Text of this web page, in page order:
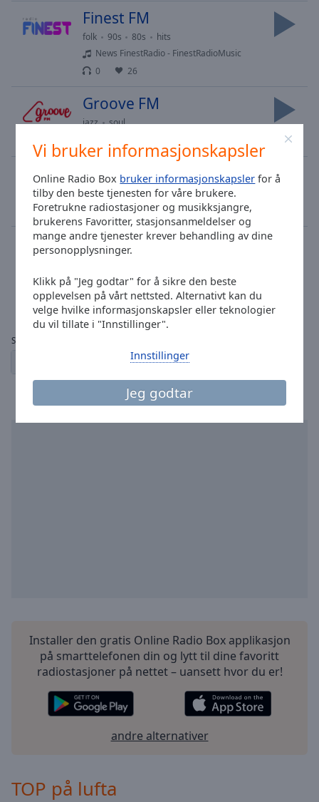
Vi bruker informasjonskapsler
Online Radio Box bruker informasjonskapsler for å
tilby den beste tjenesten for våre brukere.
Foretrukne radiostasjoner og musikksjangre,
brukerens Favoritter, stasjonsanmeldelser og
mange andre tjenester krever behandling av dine
personopplysninger.
Klikk på "Jeg godtar" for å sikre den beste
opplevelsen på vårt nettsted. Alternativt kan du
velge hvilke informasjonskapsler eller teknologier
du vil tillate i "Innstillinger".
Jeg godtar
Innstillinger
Finest FM
folk 90s 80s
hits
News FinestRadio - FinestRadioMusic
0
26
Groove FM
jazz
soul
NRJ Suomihitit
pop top40
adult contemporary
0
58
Easy Hits
Darren Hayes - Insatiable
0
30
Sider:
← forrige neste →
Installer den gratis Online Radio Box applikasjon
på smarttelefonen din og lytt til dine favoritt
radiostasjoner på nettet – uansett hvor du er!
andre alternativer
TOP på lufta